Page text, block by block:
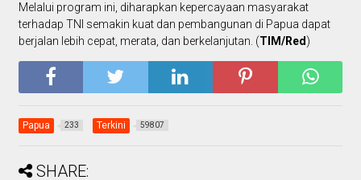
Melalui program ini, diharapkan kepercayaan masyarakat
terhadap TNI semakin kuat dan pembangunan di Papua dapat
berjalan lebih cepat, merata, dan berkelanjutan. (TIM/Red)
Papua 233 Terkini 59807
SHARE: